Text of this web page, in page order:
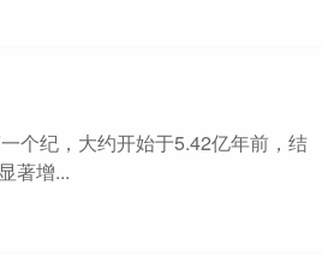
个纪，大约开始于5.42亿年前，结
著增...